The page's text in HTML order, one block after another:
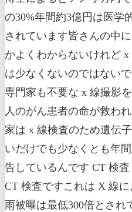
の30%年間約3億円は医学
されています皆さんの中
かよくわからないけれど
は少なくないのではない
専門家も不要な x 線撮影
人のがん患者の命が救わ
家は x 線検査のため遺伝
いだけでも少なくとも年
告しているんです CT 検
CT 検査ですこれは X 線
雨被曝は最低300倍とされ